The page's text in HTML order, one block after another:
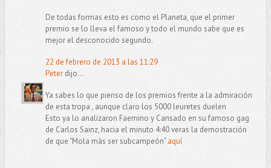
De todas formas esto es como el Planeta, que el primer
premio se lo lleva el famoso y todo el mundo sabe que es
mejor el desconocido segundo.
22 de febrero de 2013 a las 11:29
Peterdijo...
Ya sabes lo que pienso de los premios frente a la admiración
de esta tropa , aunque claro los 5000 leuretes duelen
Esto ya lo analizaron Faemino y Cansado en su famoso gag
de Carlos Sainz, hacia el minuto 4:40 veras la demostración
de que "Mola màs ser subcampeón"aquí